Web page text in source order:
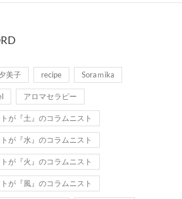
美子 recipe Soraｍika
アロマセラピー
が『土』のコラムニスト
が『水』のコラムニスト
が『火』のコラムニスト
が『風』のコラムニスト